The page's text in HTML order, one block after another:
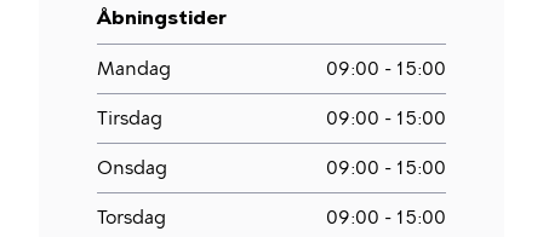
Åbningstider
Mandag 09:00 - 15:00
Tirsdag 09:00 - 15:00
Onsdag 09:00 - 15:00
Torsdag 09:00 - 15:00